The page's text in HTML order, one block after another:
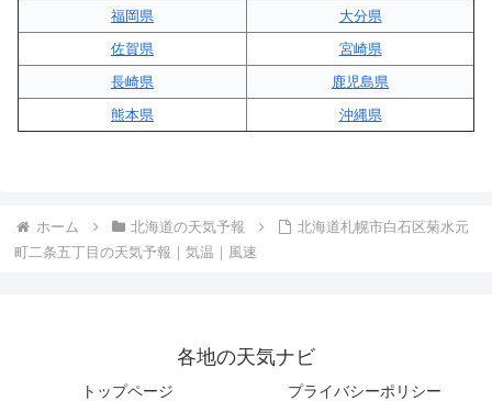
福岡県
大分県
佐賀県
宮崎県
長崎県
鹿児島県
熊本県
沖縄県
ホーム 北海道の天気予報
北海道札幌市白石区菊水元
町二条五丁目の天気予報｜気温｜風速
各地の天気ナビ
トップページ プライバシーポリシー